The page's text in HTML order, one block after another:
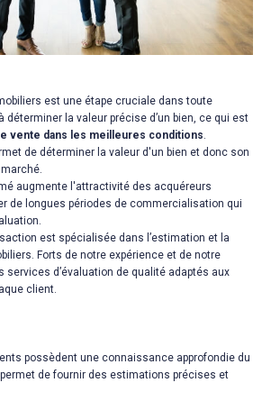
est une étape cruciale dans toute
la valeur précise d’un bien, ce qui est
vente dans les meilleures conditions.
de déterminer la valeur d'un bien et donc son
augmente l'attractivité des acquéreurs
de longues périodes de commercialisation qui
est spécialisée dans l’estimation et la
Forts de notre expérience et de notre
services d’évaluation de qualité adaptés aux
client.
possèdent une connaissance approfondie du
de fournir des estimations précises et